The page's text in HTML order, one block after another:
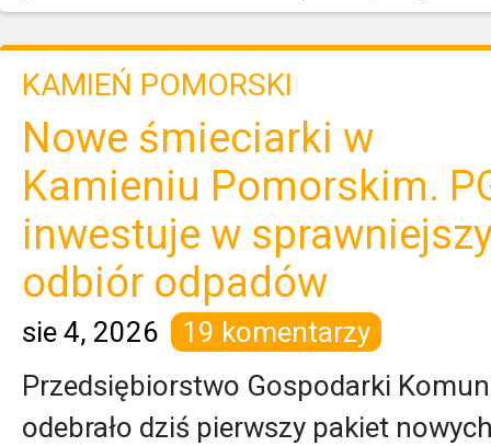
KAMIEŃ POMORSKI
Nowe śmieciarki w
Kamieniu Pomorskim.
inwestuje w
odbiór odpadów
sie 4, 2026
19 komentarzy
Przedsiębiorstwo Gospodarki
odebrało dziś pierwszy pakiet